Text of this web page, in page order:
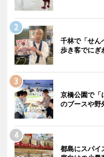
千林で「せ
歩き客でにぎ
京橋公園で
のブースや野
都島にスパ